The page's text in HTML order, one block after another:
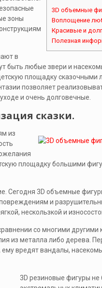
3D объемные
Воплощение
Красивые и
Полезная
зоны
в
быть любые звери и
площадку сказочными
позволяет
и очень долговечные.
сказки.
из
площадку большими
Сегодня 3D объемные
и
нескользкой и
со многими другими
из металла либо дерева.
вредят вандалы,
3D резиновые фигуры не